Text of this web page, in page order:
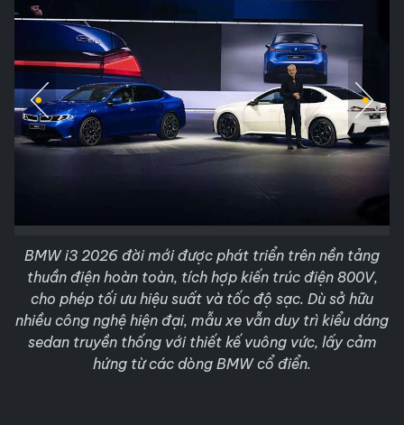
BMW i3 2026 đời mới được phát triển trên nền tảng
thuần điện hoàn toàn, tích hợp kiến trúc điện 800V,
cho phép tối ưu hiệu suất và tốc độ sạc. Dù sở hữu
nhiều công nghệ hiện đại, mẫu xe vẫn duy trì kiểu dáng
sedan truyền thống với thiết kế vuông vức, lấy cảm
hứng từ các dòng BMW cổ điển.